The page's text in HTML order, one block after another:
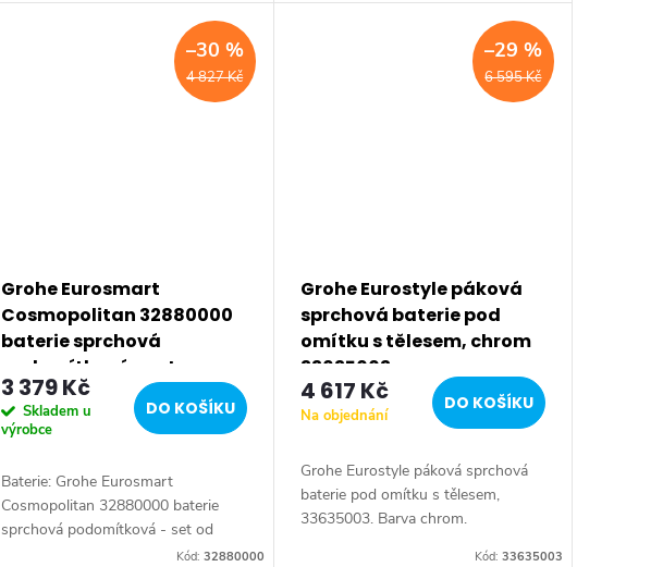
4 827 Kč
–30 %
Grohe Eurosmart
Cosmopolitan 32880000
baterie sprchová
podomítková - set
32880000
3 379 Kč
Skladem u
výrobce
DO KOŠÍKU
Baterie: Grohe Eurosmart
Cosmopolitan 32880000 baterie
sprchová podomítková - set od
značky Grohe. Série: Eurosmart
Kód: 32880000
6 595 Kč
–29 %
Grohe Eurostyle páková
sprchová baterie pod
omítku s tělesem, chrom
33635003
4 617 Kč
Na objednání
DO KOŠÍKU
Grohe Eurostyle páková sprchová
baterie pod omítku s tělesem,
33635003. Barva chrom.
Kód: 33635003